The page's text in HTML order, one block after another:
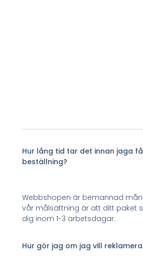
Hur lång tid tar det innan jaga
beställning?
Webbshopen är bemannad
vår målsättning är att ditt paket
dig inom 1-3 arbetsdagar.
Hur gör jag om jag vill